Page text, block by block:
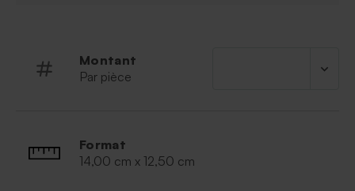
Montant
Par pièce
Format
14,00 cm x 12,50 cm